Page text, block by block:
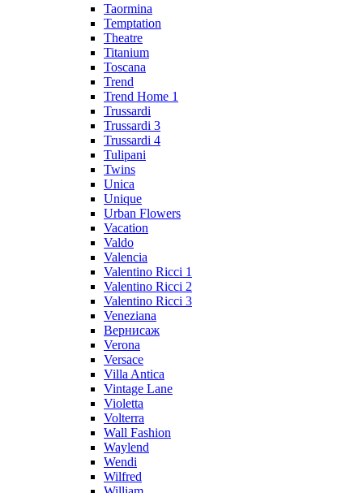
Taormina
Temptation
Theatre
Titanium
Toscana
Trend
Trend Home 1
Trussardi
Trussardi 3
Trussardi 4
Tulipani
Twins
Unica
Unique
Urban Flowers
Vacation
Valdo
Valencia
Valentino Ricci 1
Valentino Ricci 2
Valentino Ricci 3
Veneziana
Вернисаж
Verona
Versace
Villa Antica
Vintage Lane
Violetta
Volterra
Wall Fashion
Waylend
Wendi
Wilfred